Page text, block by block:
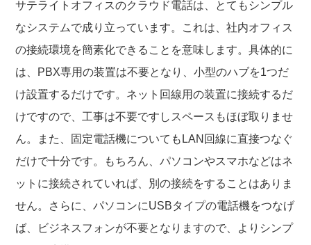
サテライトオフィスのクラウド電話は、とてもシンプル
なシステムで成り立っています。これは、社内オフィス
の接続環境を簡素化できることを意味します。具体的に
は、PBX専用の装置は不要となり、小型のハブを1つだ
け設置するだけです。ネット回線用の装置に接続するだ
けですので、工事は不要ですしスペースもほぼ取りませ
ん。また、固定電話機についてもLAN回線に直接つなぐ
だけで十分です。もちろん、パソコンやスマホなどはネ
ットに接続されていれば、別の接続をすることはありま
せん。さらに、パソコンにUSBタイプの電話機をつなげ
ば、ビジネスフォンが不要となりますので、よりシンプ